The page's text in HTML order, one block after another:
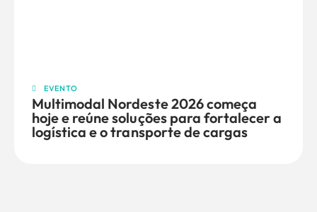
EVENTO
Multimodal Nordeste 2026 começa
hoje e reúne soluções para fortalecer a
logística e o transporte de cargas